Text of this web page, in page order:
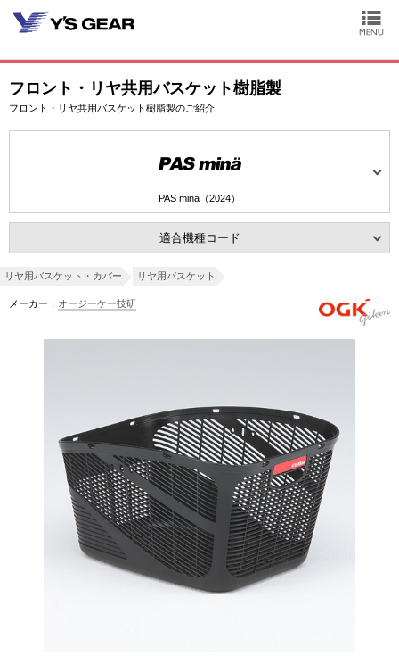
フロント・リヤ共用バスケット樹脂製
フロント・リヤ共用バスケット樹脂製のご紹介
PAS minä（2024）
適合機種コード
リヤ用バスケット・カバー リヤ用バスケット
メーカー： オージーケー技研